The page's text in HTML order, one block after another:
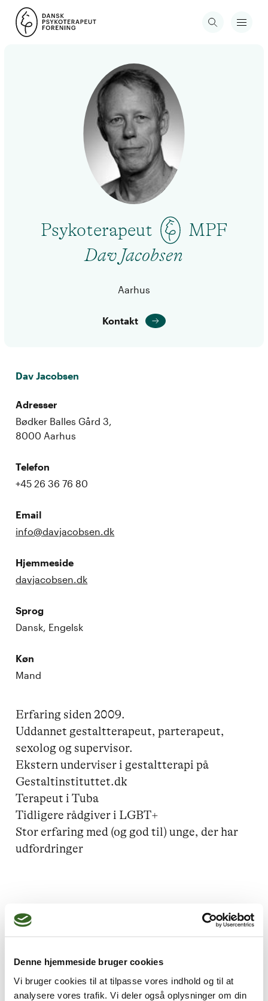
Denne hjemmeside bruger cookies
Vi bruger cookies til at tilpasse vores indhold og til at
analysere vores trafik. Vi deler også oplysninger om din
Psykoterapeut
MPF
Dav Jacobsen
Aarhus
Kontakt
Dav Jacobsen
Adresser
Bødker Balles Gård 3,
8000 Aarhus
Telefon
+45 26 36 76 80
Email
info@davjacobsen.dk
Hjemmeside
davjacobsen.dk
Sprog
Dansk, Engelsk
Køn
Mand
Erfaring siden 2009.
Uddannet gestaltterapeut, parterapeut,
sexolog og supervisor.
Ekstern underviser i gestaltterapi på
Gestaltinstituttet.dk
Terapeut i Tuba
Tidligere rådgiver i LGBT+
Stor erfaring med (og god til) unge, der har
udfordringer
Jeg kan hjælpe dig med
Parforhold,
Mistrivsel hos børn og unge,
Supervision